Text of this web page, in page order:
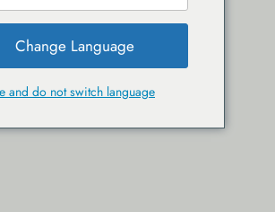
Change Language
and do not switch language